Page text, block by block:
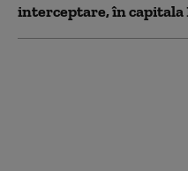
interceptare, în capitala